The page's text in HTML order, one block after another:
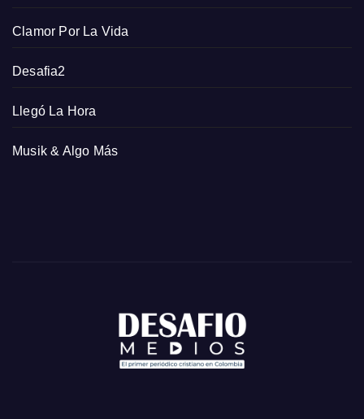
Clamor Por La Vida
Desafia2
Llegó La Hora
Musik & Algo Más